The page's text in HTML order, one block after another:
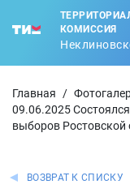
КОМИССИЯ
Главная /
09.06.2025
выборов Ростовской
ВОЗВРАТ К СПИСКУ